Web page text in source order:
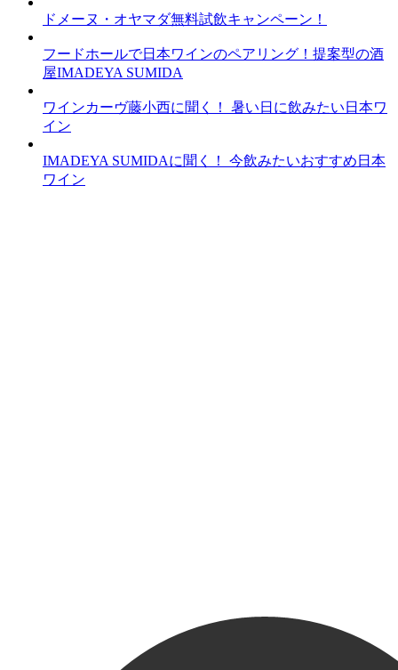
ドメーヌ・オヤマダ無料試飲キャンペーン！
フードホールで日本ワインのペアリング！提案型の酒
屋IMADEYA SUMIDA
ワインカーヴ藤小西に聞く！ 暑い日に飲みたい日本ワ
イン
IMADEYA SUMIDAに聞く！ 今飲みたいおすすめ日本
ワイン